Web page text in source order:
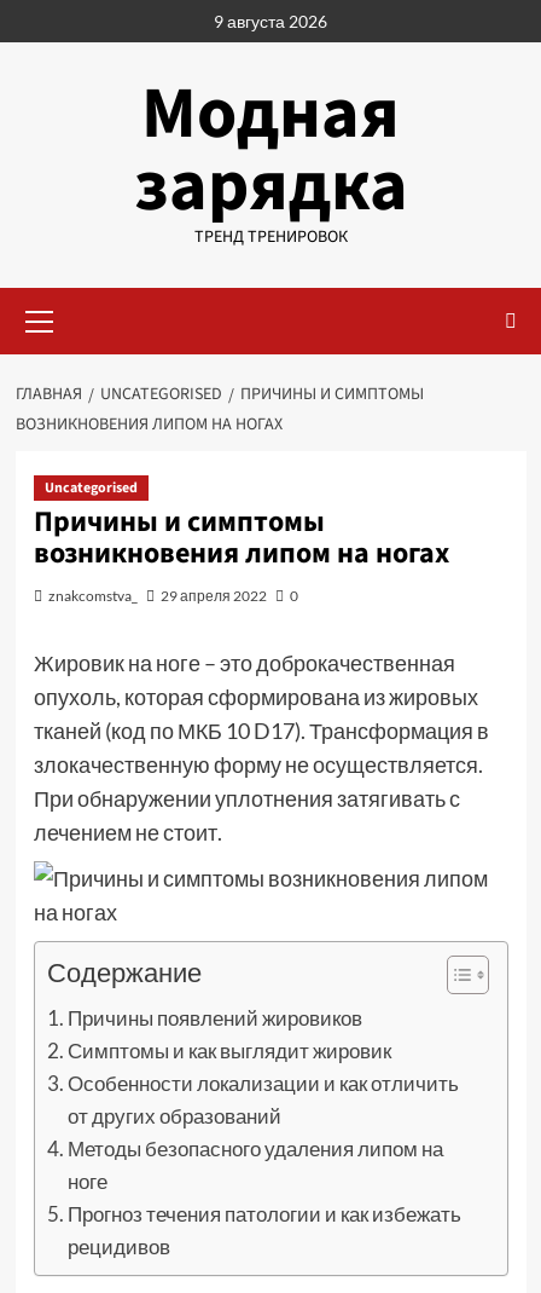
к
9 августа 2026
Модная
зарядка
ТРЕНД ТРЕНИРОВОК
меню
ГЛАВНАЯ UNCATEGORISED
ПРИЧИНЫ И СИМПТОМЫ
ВОЗНИКНОВЕНИЯ ЛИПОМ НА НОГАХ
Uncategorised
Причины и симптомы
возникновения липом на ногах
znakcomstva_ 29 апреля 2022 0
Жировик на ноге – это доброкачественная
опухоль, которая сформирована из жировых
тканей (код по МКБ 10 D17). Трансформация в
злокачественную форму не осуществляется.
При обнаружении уплотнения затягивать с
лечением не стоит.
Содержание
Причины появлений жировиков
Симптомы и как выглядит жировик
Особенности локализации и как отличить
от других образований
Методы безопасного удаления липом на
ноге
Прогноз течения патологии и как избежать
рецидивов